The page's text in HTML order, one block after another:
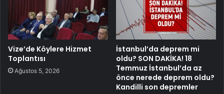
Vize’de Köylere Hizmet
Toplantısı
Ağustos 5, 2026
İstanbul’da deprem mi
oldu? SON DAKİKA! 18
Temmuz İstanbul’da az
önce nerede deprem oldu?
Kandilli son depremler